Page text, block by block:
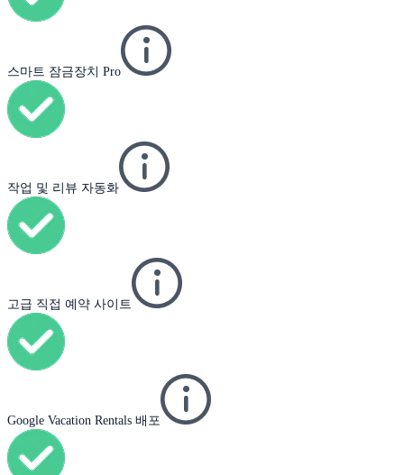
스마트 잠금장치 Pro
작업 및 리뷰 자동화
고급 직접 예약 사이트
Google Vacation Rentals 배포